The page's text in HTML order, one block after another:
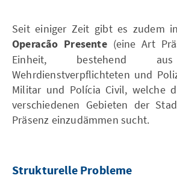
Seit einiger Zeit gibt es zudem
Operacão Presente(eine Art
Einheit, bestehend aus
Wehrdienstverpflichteten und
Militar und Polícia Civil, welche
verschiedenen Gebieten der
Präsenz einzudämmen sucht.
Strukturelle Probleme